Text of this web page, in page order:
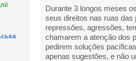
Durante 3 longos meses
seus direitos nas ruas das
repressões, agressões,
chamarem a atenção dos
pedirem soluções
apenas sugestões, e não